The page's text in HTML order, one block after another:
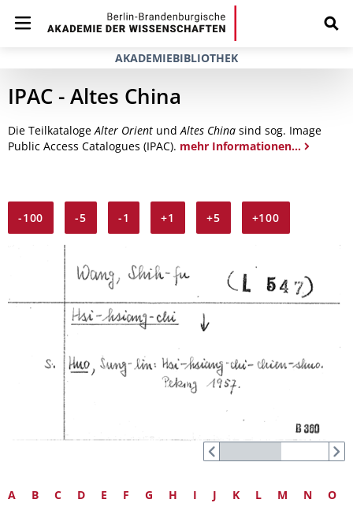
AKADEMIEBIBLIOTHEK
IPAC - Altes China
Die TeilkatalogeAlter Orient undAltes China sind sog. Image
Public Access Catalogues (IPAC). mehr Informationen...
-100 -5 -1 +1 +5 +100
A B C D E F G H I J K L M N O